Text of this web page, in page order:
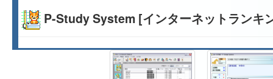
P-Study System [インターネットランキ